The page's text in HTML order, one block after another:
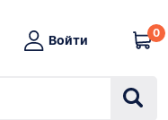
Войти
0